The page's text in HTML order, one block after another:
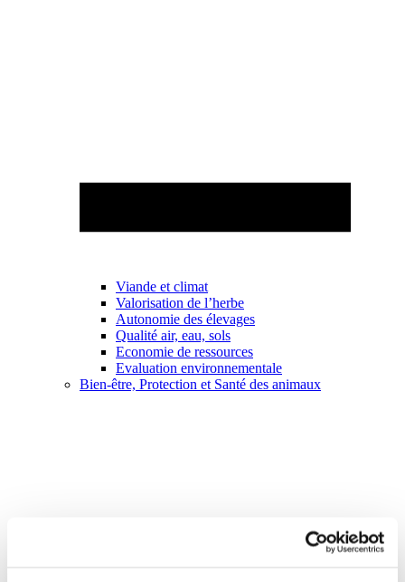
Viande et climat
Valorisation de l’herbe
Autonomie des élevages
Qualité air, eau, sols
Economie de ressources
Evaluation environnementale
Bien-être, Protection et Santé des animaux